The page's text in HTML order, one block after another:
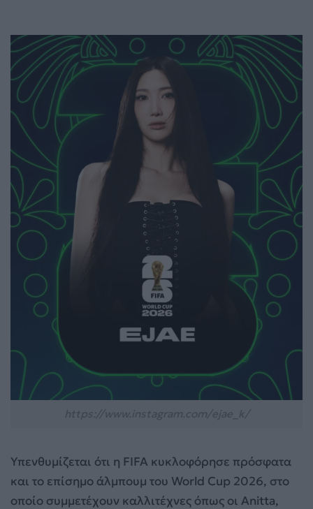
Υπενθυμίζεται ότι η FIFA κυκλοφόρησε πρόσφατα
και το επίσημο άλμπουμ του World Cup 2026, στο
οποίο συμμετέχουν καλλιτέχνες όπως οι Anitta,